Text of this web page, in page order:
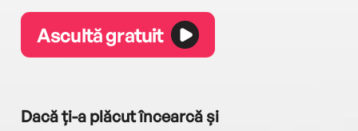
Ascultă gratuit
Dacă ți-a plăcut încearcă și